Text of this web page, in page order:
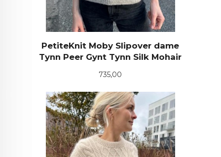
PetiteKnit Moby Slipover dame
Tynn Peer Gynt Tynn Silk Mohair
Pris
735,00